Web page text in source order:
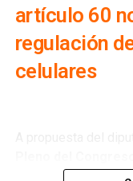
artículo 60
regulación
celulares
de Educación del